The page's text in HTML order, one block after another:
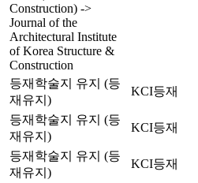
Construction) ->
Journal of the
Architectural Institute
of Korea Structure &
Construction
등재학술지 유지 (등
재유지)
KCI등재
등재학술지 유지 (등
재유지)
KCI등재
등재학술지 유지 (등
재유지)
KCI등재